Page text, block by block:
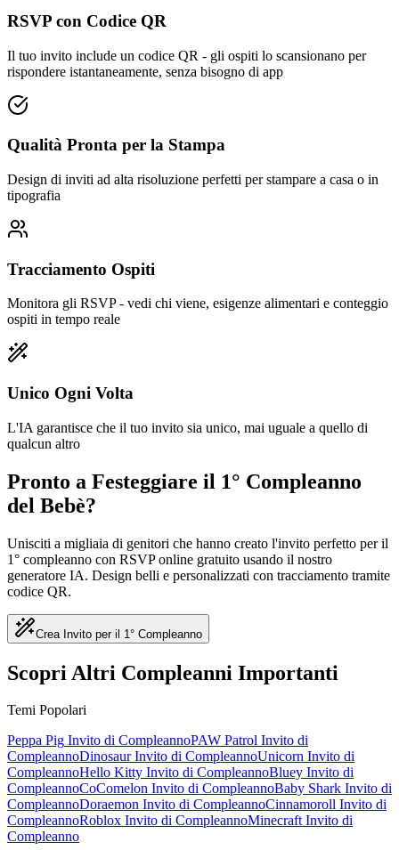
RSVP con Codice QR
Il tuo invito include un codice QR - gli ospiti lo scansionano per
rispondere istantaneamente, senza bisogno di app
Qualità Pronta per la Stampa
Design di inviti ad alta risoluzione perfetti per stampare a casa o in
tipografia
Tracciamento Ospiti
Monitora gli RSVP - vedi chi viene, esigenze alimentari e conteggio
ospiti in tempo reale
Unico Ogni Volta
L'IA garantisce che il tuo invito sia unico, mai uguale a quello di
qualcun altro
Pronto a Festeggiare il 1° Compleanno
del Bebè?
Unisciti a migliaia di genitori che hanno creato l'invito perfetto per il
1° compleanno con RSVP online gratuito usando il nostro
generatore IA. Design belli e personalizzati con tracciamento tramite
codice QR.
Crea Invito per il 1° Compleanno
Scopri Altri Compleanni Importanti
Temi Popolari
Peppa Pig Invito di CompleannoPAW Patrol Invito di
CompleannoDinosaur Invito di CompleannoUnicorn Invito di
CompleannoHello Kitty Invito di CompleannoBluey Invito di
CompleannoCoComelon Invito di CompleannoBaby Shark Invito di
CompleannoDoraemon Invito di CompleannoCinnamoroll Invito di
CompleannoRoblox Invito di CompleannoMinecraft Invito di
Compleanno